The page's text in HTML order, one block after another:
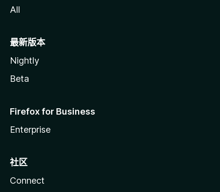
All
最新版本
Nightly
Beta
Firefox for Business
Enterprise
社区
Connect